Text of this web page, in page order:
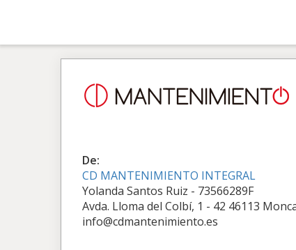
De:
CD MANTENIMIENTO INTEGRAL
Yolanda Santos Ruiz - 73566289F
Avda. Lloma del Colbí, 1 - 42 46113
info@cdmantenimiento.es